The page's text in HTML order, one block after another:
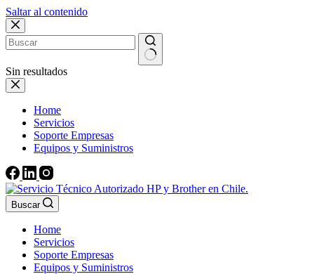
Saltar al contenido
Sin resultados
Home
Servicios
Soporte Empresas
Equipos y Suministros
Buscar
Home
Servicios
Soporte Empresas
Equipos y Suministros